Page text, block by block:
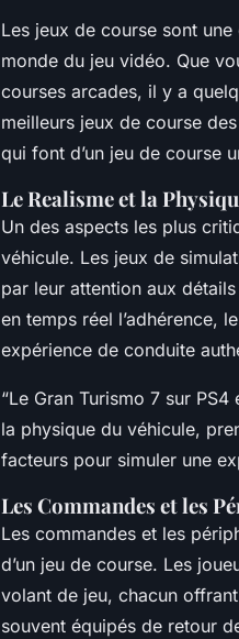
Les jeux de course sont
monde du jeu vidéo. Que
courses arcades, il y a
meilleurs jeux de course
qui font d’un jeu de course
Le Realisme et la
Un des aspects les plus
véhicule. Les jeux de
par leur attention aux
en temps réel l’adhérence,
expérience de conduite
“Le Gran Turismo 7 sur
la physique du véhicule,
facteurs pour simuler une
Les Commandes et les
Les commandes et les
d’un jeu de course. Les
volant de jeu, chacun
souvent équipés de retour